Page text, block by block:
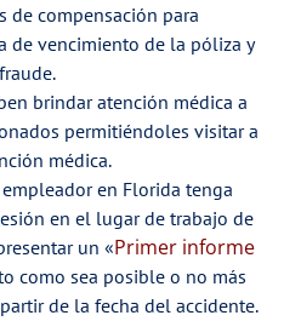
de compensación para
de vencimiento de la póliza y
brindar atención médica a
permitiéndoles visitar a
médica.
en Florida tenga
en el lugar de trabajo de
un «Primer informe
como sea posible o no más
de la fecha del accidente.